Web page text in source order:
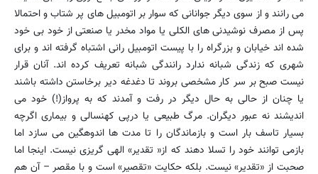
می رانند و از سوی دیگر جوانانی که سوار بر اتومبیل های پر شتاب و احتمالا
پس از مصرف نوشیدنی های الکلی یا مواد مخدر یا صنعتی از خود بی خود
شده اند خیابان و بزرگراه را با پیست اتومبیل رانی اشتباه گرفته اند و برای
شهری که زندگی شبانه ندارد رانندگی شبانه تعریف کرده اند. آنان قرار
نیست صبح بر سر کار مشخصی بروند تا دغدغه دیر برخاستن داشته باشند
یا چنان از حالی به حال دیگر در رفت و آمدند که به پرواز(!) خود می
اندیشند نه عبور دیگران. مرگ طبیعی یا درپی کهنسالی و بیماری اگرچه
بسیار تاسف بار است و بازماندگان را تا مدت ها اندوهگین می سازد اما
بازمی توانند خود را تسلا دهند که از« تقدیر» الهی گریزی نیست. اینجا اما
صحبت از «تقدیر» نیست. بلکه حکایت «تقصیر» است و با مقصر – آن هم